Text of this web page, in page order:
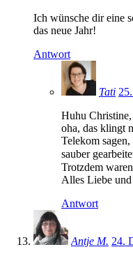
Ich wünsche dir eine
das neue Jahr!
Antwort
Tati
Huhu Christine,
oha, das klingt
Telekom
sauber
Trotzdem
Alles Liebe
Antwort
Antje M. 24.